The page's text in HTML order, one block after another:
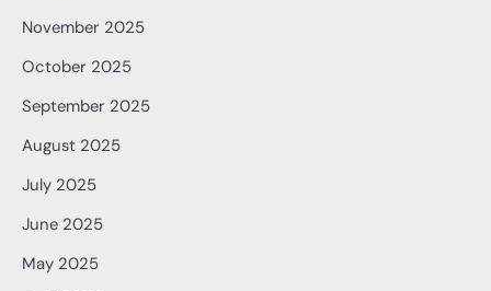
November 2025
October 2025
September 2025
August 2025
July 2025
June 2025
May 2025